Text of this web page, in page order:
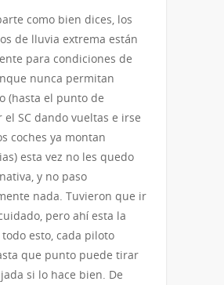
como bien dices, los
de lluvia extrema están
para condiciones de
nunca permitan
(hasta el punto de
el SC dando vueltas e irse
coches ya montan
esta vez no les quedo
y no paso
nada. Tuvieron que ir
pero ahí esta la
esto, cada piloto
que punto puede tirar
si lo hace bien. De